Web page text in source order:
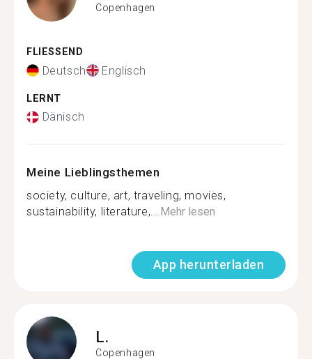
Copenhagen
FLIESSEND
Deutsch Englisch
LERNT
Dänisch
Meine Lieblingsthemen
society, culture, art, traveling, movies,
sustainability, literature,...Mehr lesen
App herunterladen
L.
Copenhagen